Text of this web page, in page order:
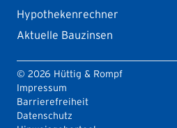
Hypothekenrechner
Aktuelle Bauzinsen
© 2026 Hüttig & Rompf
Impressum
Barrierefreiheit
Datenschutz